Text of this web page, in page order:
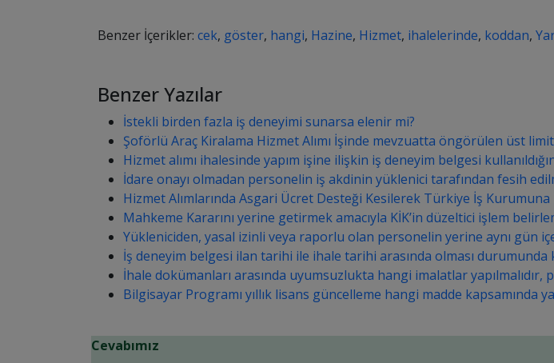
Benzer İçerikler: cek, göster, hangi, Hazine, Hizmet, ihalelerinde, koddan,
Benzer Yazılar
İstekli birden fazla iş deneyimi sunarsa elenir mi?
Şoförlü Araç Kiralama Hizmet Alımı İşinde mevzuatta öngörülen üst
Hizmet alımı ihalesinde yapım işine ilişkin iş deneyim belgesi
İdare onayı olmadan personelin iş akdinin yüklenici tarafından fesih
Hizmet Alımlarında Asgari Ücret Desteği Kesilerek Türkiye İş
Mahkeme Kararını yerine getirmek amacıyla KİK’in düzeltici işlem
Yükleniciden, yasal izinli veya raporlu olan personelin yerine aynı
İş deneyim belgesi ilan tarihi ile ihale tarihi arasında olması durumunda
İhale dokümanları arasında uyumsuzlukta hangi imalatlar yapılmalıdır,
Bilgisayar Programı yıllık lisans güncelleme hangi madde kapsamında
Cevabımız